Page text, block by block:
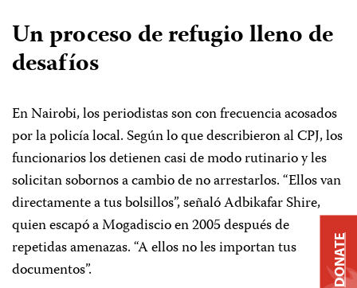
Un proceso de refugio lleno de
desafíos
En Nairobi, los periodistas son con frecuencia acosados
por la policía local. Según lo que describieron al CPJ, los
funcionarios los detienen casi de modo rutinario y les
solicitan sobornos a cambio de no arrestarlos. “Ellos van
directamente a tus bolsillos”, señaló Adbikafar Shire,
quien escapó a Mogadiscio en 2005 después de
repetidas amenazas. “A ellos no les importan tus
documentos”.
DONATE